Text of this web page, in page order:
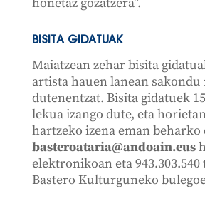
BISITA GIDATUAK
Maiatzean zehar bisita
artista hauen lanean sakondu
dutenentzat. Bisita gidatuek
lekua izango dute, eta
hartzeko izena eman beharko
basteroataria@andoain.eus
elektronikoan eta
Bastero Kulturguneko